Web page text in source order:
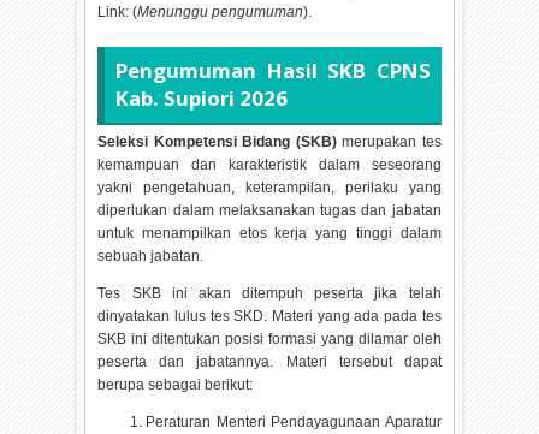
Link: (Menunggu pengumuman).
Pengumuman Hasil SKB CPNS
Kab. Supiori 2026
Seleksi Kompetensi Bidang (SKB)merupakan tes
kemampuan dan karakteristik dalam seseorang
yakni pengetahuan, keterampilan, perilaku yang
diperlukan dalam melaksanakan tugas dan jabatan
untuk menampilkan etos kerja yang tinggi dalam
sebuah jabatan.
Tes SKB ini akan ditempuh peserta jika telah
dinyatakan lulus tes SKD. Materi yang ada pada tes
SKB ini ditentukan posisi formasi yang dilamar oleh
peserta dan jabatannya. Materi tersebut dapat
berupa sebagai berikut:
Peraturan Menteri Pendayagunaan Aparatur